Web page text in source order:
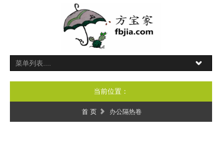
当前位置：
首 页 办公隔热卷